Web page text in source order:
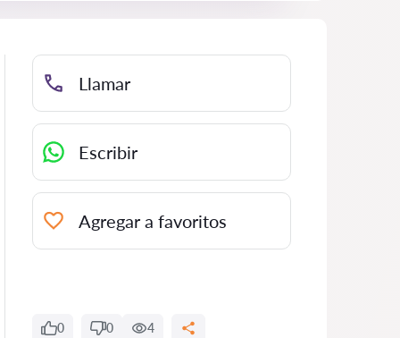
Llamar
Escribir
Agregar a favoritos
0 0 4